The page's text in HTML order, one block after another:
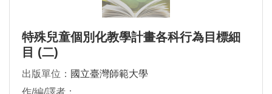
特殊兒童個別化教學計畫各科行為目標細
目 (二)
出版單位： 國立臺灣師範大學